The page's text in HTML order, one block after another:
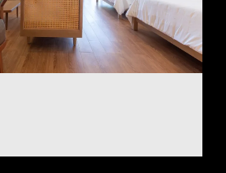
Resorts
Hami Garden